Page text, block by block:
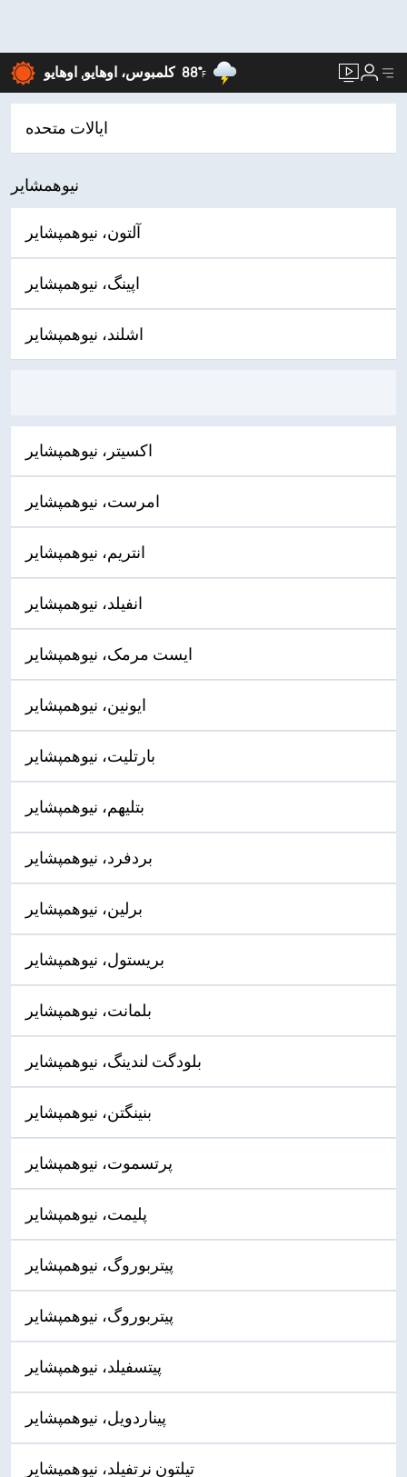
کلمبوس، اوهایو, اوهایو 88°F
ایالات متحده
نیوهمشایر
آلتون، نیوهمپشایر
اپینگ، نیوهمپشایر
اشلند، نیوهمپشایر
اکسیتر، نیوهمپشایر
امرست، نیوهمپشایر
انتریم، نیوهمپشایر
انفیلد، نیوهمپشایر
ایست مرمک، نیوهمپشایر
ایونین، نیوهمپشایر
بارتلیت، نیوهمپشایر
بتلیهم، نیوهمپشایر
بردفرد، نیوهمپشایر
برلین، نیوهمپشایر
بریستول، نیوهمپشایر
بلمانت، نیوهمپشایر
بلودگت لندینگ، نیوهمپشایر
بنینگتن، نیوهمپشایر
پرتسموت، نیوهمپشایر
پلیمت، نیوهمپشایر
پیتربوروگ، نیوهمپشایر
پیتربوروگ، نیوهمپشایر
پیتسفیلد، نیوهمپشایر
پیناردویل، نیوهمپشایر
تیلتون نرتفیلد، نیوهمپشایر